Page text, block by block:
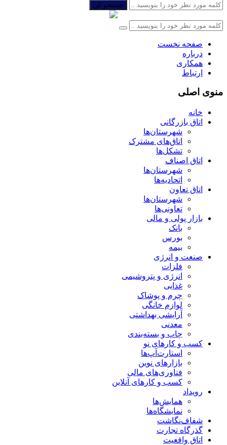
جستجو کن
صفحه نخست
درباره
همکاری
ارتباط
منوی اصلی
خانه
اتاق بازرگانی
شهرستان‌ها
اتاق‌های مشترک
تشکل‌ها
اتاق اصناف
شهرستان‌ها
اتحادیه‌ها
اتاق تعاون
شهرستان‌ها
تعاونی‌ها
بازار پولی و مالی
بانک
بورس
بیمه
صنعت و انرژی
فلزات
انرژی و پتروشیمی
غذایی
چرم و پوشاک
لوازم خانگی
آرایشی بهداشتی
معدنی
چاپ و بسته‌بندی
کسب و کارهای نو
استارت‌آپ‌ها
بازارهای نوین
فناوری‌های مالی
کسب و کارهای آنلاین
رویداد
همایش‌ها
نمایشگاه‌ها
شفاف‌نگاشت
گذرگاه تجارت
اتاق واقعیت